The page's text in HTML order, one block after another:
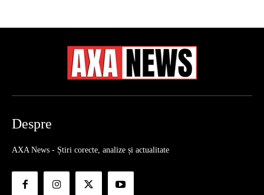
Despre
AXA News - Știri corecte, analize și actualitate